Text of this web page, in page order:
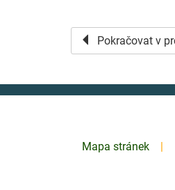
Pokračovat v
Mapa stránek